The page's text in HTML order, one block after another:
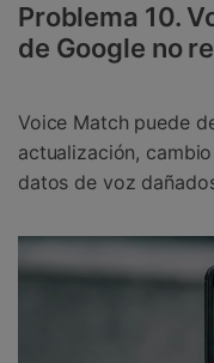
Problema 10.
de Google no
Voice Match puede
actualización,
datos de voz